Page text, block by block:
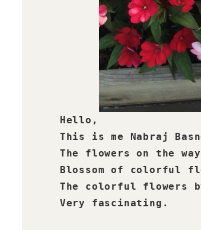
Hello,
This is me Nabraj
The flowers on the way
Blossom of colorful
The colorful flowers
Very fascinating.